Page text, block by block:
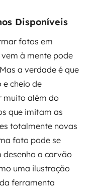
Disponíveis
fotos em
à mente pode
a verdade é que
cheio de
muito além do
que imitam as
totalmente novas
foto pode se
desenho a carvão
uma ilustração
ferramenta